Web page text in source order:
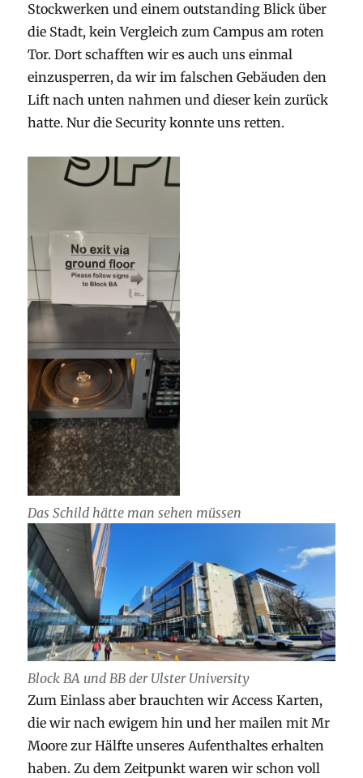
Stockwerken und einem outstanding Blick über
die Stadt, kein Vergleich zum Campus am roten
Tor. Dort schafften wir es auch uns einmal
einzusperren, da wir im falschen Gebäuden den
Lift nach unten nahmen und dieser kein zurück
hatte. Nur die Security konnte uns retten.
Das Schild hätte man sehen müssen
Block BA und BB der Ulster University
Zum Einlass aber brauchten wir Access Karten,
die wir nach ewigem hin und her mailen mit Mr
Moore zur Hälfte unseres Aufenthaltes erhalten
haben. Zu dem Zeitpunkt waren wir schon voll